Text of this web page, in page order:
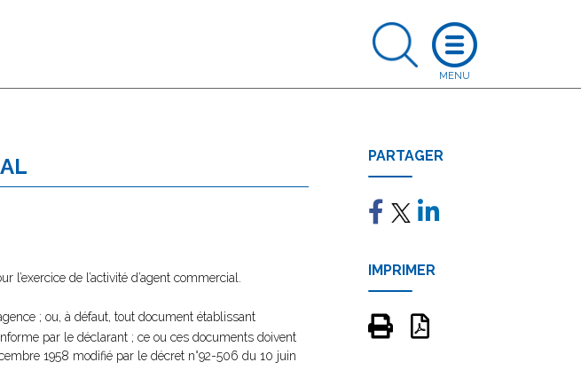
de l’activité d’agent commercial.
; ou, à défaut, tout document établissant
par le déclarant ; ce ou ces documents doivent
1958 modifié par le décret n°92-506 du 10 juin
PARTAGER
IMPRIMER